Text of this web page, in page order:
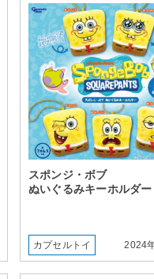
スポンジ・ボブ
ぬいぐるみキーホルダー
カプセルトイ 2024